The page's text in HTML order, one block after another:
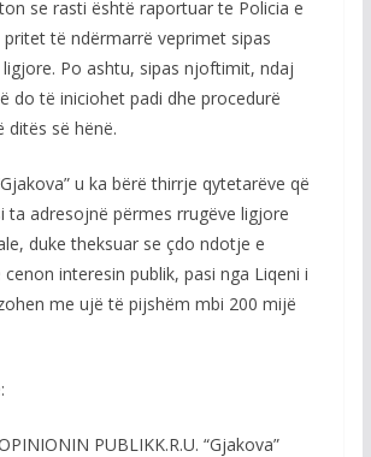
se rasti është raportuar te Policia e
pritet të ndërmarrë veprimet sipas
Po ashtu, sipas njoftimit, ndaj
do të iniciohet padi dhe procedurë
ditës së hënë.
u ka bërë thirrje qytetarëve që
ta adresojnë përmes rrugëve ligjore
duke theksuar se çdo ndotje e
interesin publik, pasi nga Liqeni i
me ujë të pijshëm mbi 200 mijë
PUBLIKK.R.U. “Gjakova”